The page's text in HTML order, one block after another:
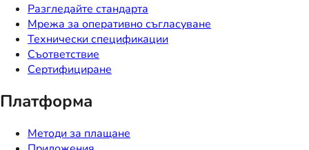
Разгледайте стандарта
Мрежа за оперативно съгласуване
Технически спецификации
Съответствие
Сертифициране
Платформа
Методи за плащане